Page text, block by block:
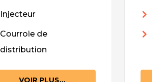
Injecteur
Courroie de
distribution